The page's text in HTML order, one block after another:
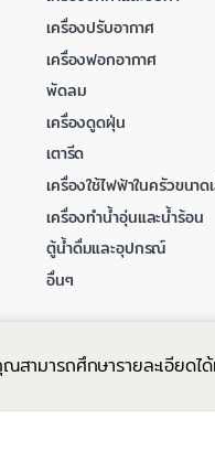
เครื่องปรับอากาศ
เครื่องฟอกอากาศ
พัดลม
เครื่องดูดฝุ่น
เตารีด
เครื่องใช้ไฟฟ้าในครัวขนาด
เครื่องทำน้ำอุ่นและน้ำร้อน
ตู้น้ำดื่มและอุปกรณ์
อื่นๆ
สามารถศึกษารายละเอียด